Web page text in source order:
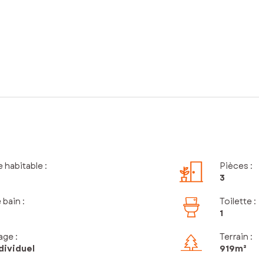
habitable :
Pièces :
3
bain :
Toilette :
1
:
Terrain :
919m²